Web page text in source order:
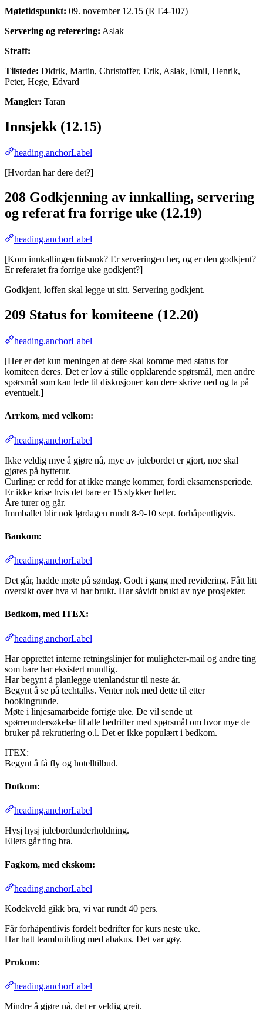
Møtetidspunkt: 09. november 12.15 (R E4-107)
Servering og referering: Aslak
Straff:
Tilstede: Didrik, Martin, Christoffer, Erik, Aslak, Emil, Henrik,
Peter, Hege, Edvard
Mangler: Taran
Innsjekk (12.15)
heading.anchorLabel
[Hvordan har dere det?]
208 Godkjenning av innkalling, servering
og referat fra forrige uke (12.19)
heading.anchorLabel
[Kom innkallingen tidsnok? Er serveringen her, og er den godkjent?
Er referatet fra forrige uke godkjent?]
Godkjent, loffen skal legge ut sitt. Servering godkjent.
209 Status for komiteene (12.20)
heading.anchorLabel
[Her er det kun meningen at dere skal komme med status for
komiteen deres. Det er lov å stille oppklarende spørsmål, men andre
spørsmål som kan lede til diskusjoner kan dere skrive ned og ta på
eventuelt.]
Arrkom, med velkom:
heading.anchorLabel
Ikke veldig mye å gjøre nå, mye av julebordet er gjort, noe skal
gjøres på hyttetur.
Curling: er redd for at ikke mange kommer, fordi eksamensperiode.
Er ikke krise hvis det bare er 15 stykker heller.
Åre turer og går.
Immballet blir nok lørdagen rundt 8-9-10 sept. forhåpentligvis.
Bankom:
heading.anchorLabel
Det går, hadde møte på søndag. Godt i gang med revidering. Fått litt
oversikt over hva vi har brukt. Har såvidt brukt av nye prosjekter.
Bedkom, med ITEX:
heading.anchorLabel
Har opprettet interne retningslinjer for muligheter-mail og andre ting
som bare har eksistert muntlig.
Har begynt å planlegge utenlandstur til neste år.
Begynt å se på techtalks. Venter nok med dette til etter
bookingrunde.
Møte i linjesamarbeide forrige uke. De vil sende ut
spørreundersøkelse til alle bedrifter med spørsmål om hvor mye de
bruker på rekruttering o.l. Det er ikke populært i bedkom.
ITEX:
Begynt å få fly og hotelltilbud.
Dotkom:
heading.anchorLabel
Hysj hysj julebordunderholdning.
Ellers går ting bra.
Fagkom, med ekskom:
heading.anchorLabel
Kodekveld gikk bra, vi var rundt 40 pers.
Får forhåpentlivis fordelt bedrifter for kurs neste uke.
Har hatt teambuilding med abakus. Det var gøy.
Prokom:
heading.anchorLabel
Mindre å gjøre nå, det er veldig greit.